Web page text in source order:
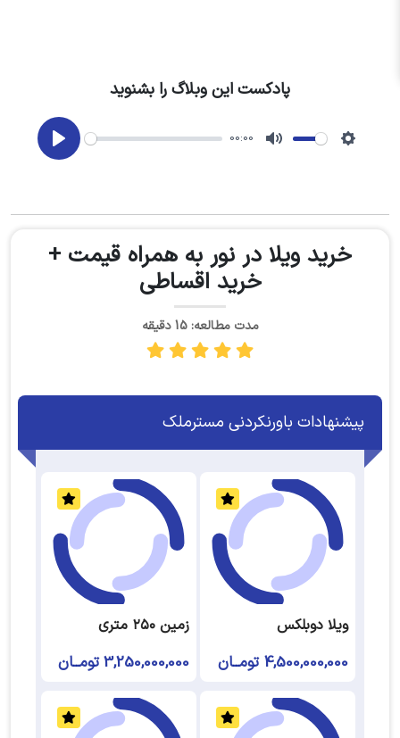
پادکست این وبلاگ را بشنوید
Play
00:00
خرید ویلا در نور به همراه قیمت +
خرید اقساطی
مدت مطالعه: 15 دقیقه
پیشنهادات باورنکردنی مسترملک
ویلا دوبلکس
4,500,000,000 تومــان
زمین ۲۵۰ متری
3,250,000,000 تومــان